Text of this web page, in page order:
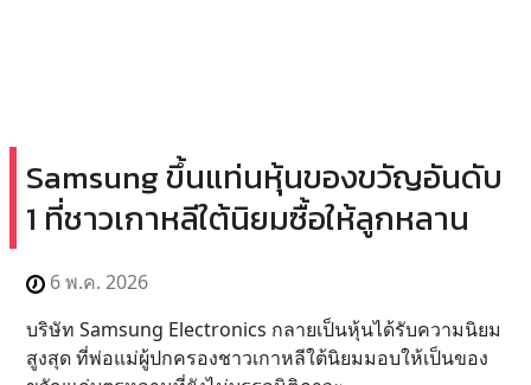
Samsung ขึ้นแท่นหุ้นของขวัญอันดับ
1 ที่ชาวเกาหลีใต้นิยมซื้อให้ลูกหลาน
6 พ.ค. 2026
บริษัท Samsung Electronics กลายเป็นหุ้นได้รับความนิยม
สูงสุด ที่พ่อแม่ผู้ปกครองชาวเกาหลีใต้นิยมมอบให้เป็นของ